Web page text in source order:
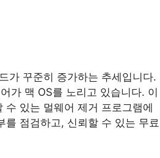
가 꾸준히 증가하는 추세입니다.
가 맥 OS를 노리고 있습니다. 이
있는 멀웨어 제거 프로그램에
점검하고, 신뢰할 수 있는 무료